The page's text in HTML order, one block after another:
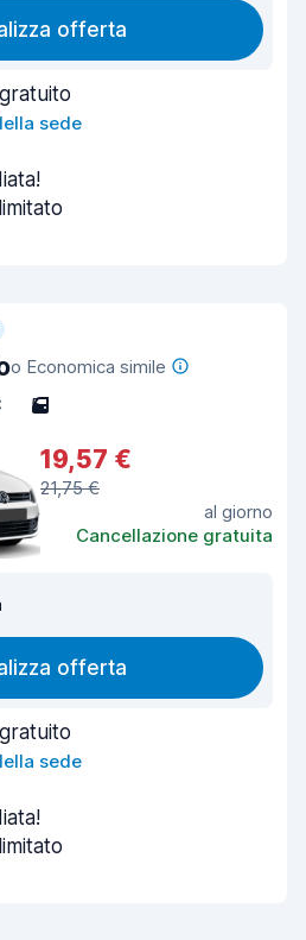
offerta
sede
o Economica simile
5
19,57 €
21,75 €
al giorno
Cancellazione gratuita
offerta
sede